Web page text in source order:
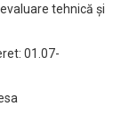
tehnică și
01.07-